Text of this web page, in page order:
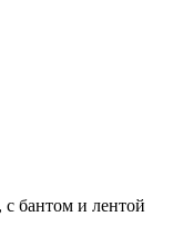
бантом и лентой